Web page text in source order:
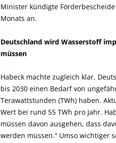
Minister kündigte
Monats an.
Deutschland wird Wasserstoff
müssen
Habeck machte zugleich klar,
bis 2030 einen Bedarf von
Terawattstunden (TWh) haben.
Wert bei rund 55 TWh pro Jahr.
müssen davon ausgehen, dass
werden müssen.“ Umso wichtiger